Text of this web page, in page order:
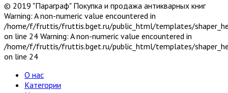
© 2019 "Параграф" Покупка и продажа антикварных книг
Warning: A non-numeric value encountered in
/home/f/fruttis/fruttis.bget.ru/public_html/templates/
on line 24 Warning: A non-numeric value encountered in
/home/f/fruttis/fruttis.bget.ru/public_html/templates/
on line 24
О нас
Категории